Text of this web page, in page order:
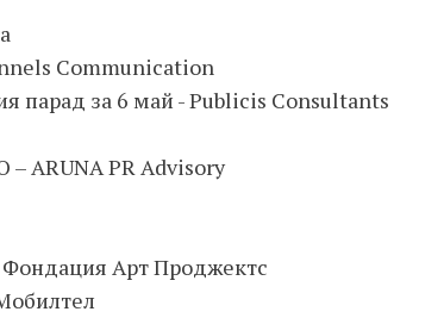
Communication
парад за 6 май - Publicis Consultants
ARUNA PR Advisory
Фондация Арт Проджектс